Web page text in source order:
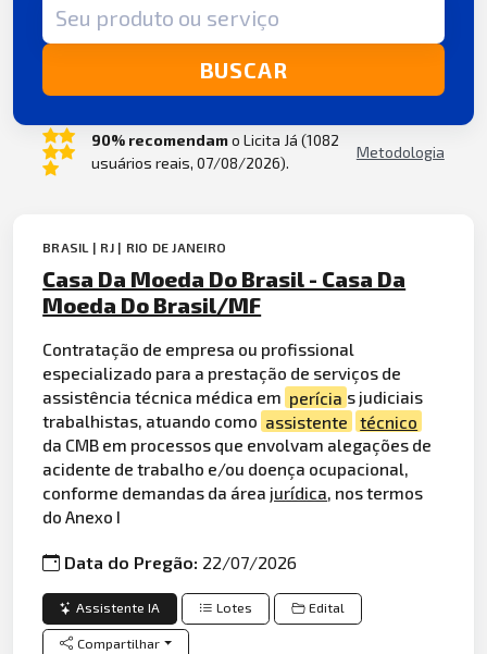
BUSCAR
90% recomendamo Licita Já (1082
usuários reais, 07/08/2026).
Metodologia
BRASIL | RJ | RIO DE JANEIRO
Casa Da Moeda Do Brasil - Casa Da
Moeda Do Brasil/MF
Contratação de empresa ou profissional
especializado para a prestação de serviços de
assistência técnica médica em perícia s judiciais
trabalhistas, atuando como assistente
técnico
da CMB em processos que envolvam alegações de
acidente de trabalho e/ou doença ocupacional,
conforme demandas da área jurídica, nos termos
do Anexo I
Data do Pregão: 22/07/2026
Assistente IA Lotes Edital
Compartilhar